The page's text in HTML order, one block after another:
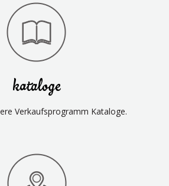
kataloge
Verkaufsprogramm Kataloge.